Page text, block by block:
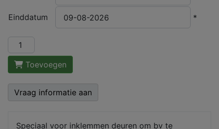
Einddatum *
Toevoegen
Vraag informatie aan
Speciaal voor inklemmen deuren om bv te